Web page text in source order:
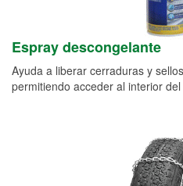
Espray descongelante
Ayuda a liberar cerraduras y
permitiendo acceder al interior